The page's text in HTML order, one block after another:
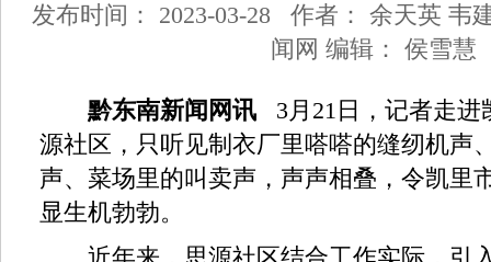
发布时间： 2023-03-28 作者： 余天英 韦
闻网 编辑： 侯雪慧
黔东南新闻网讯 3月21日，记者走进
源社区，只听见制衣厂里嗒嗒的缝纫机声
声、菜场里的叫卖声，声声相叠，令凯里
显生机勃勃。